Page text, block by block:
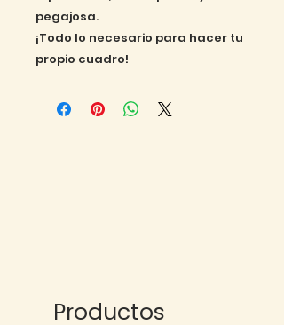
pegajosa.
¡Todo lo necesario para hacer tu
propio cuadro!
Productos